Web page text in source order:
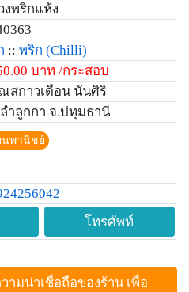
งพริกแห้ง
:: พริก (Chilli)
บาท /กระสอบ
สกาวเดือน นันศิริ
ำลูกกา จ.ปทุมธานี
นพานิชย์
โทรศัพท์
ามน่าเชื่อถือของร้าน เพื่อ